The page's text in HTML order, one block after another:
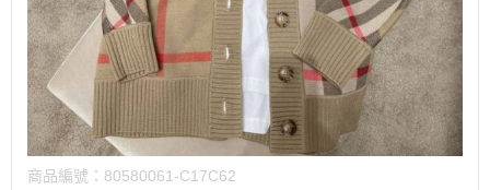
商品編號： 80580061-C17C62